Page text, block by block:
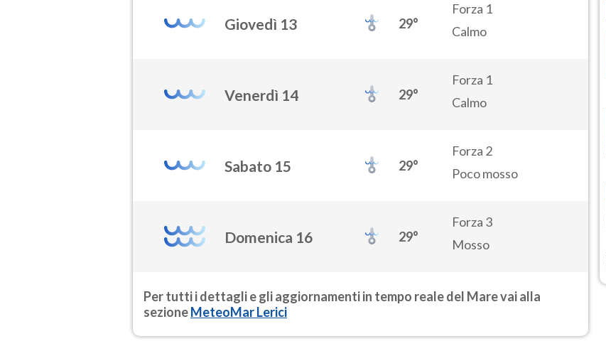
Giovedì 13 29°
Forza 1
Calmo
Venerdì 14 29°
Forza 1
Calmo
Sabato 15 29°
Forza 2
Poco mosso
Domenica 16 29°
Forza 3
Mosso
Per tutti i dettagli e gli aggiornamenti in tempo reale del Mare vai alla
sezioneMeteoMar Lerici